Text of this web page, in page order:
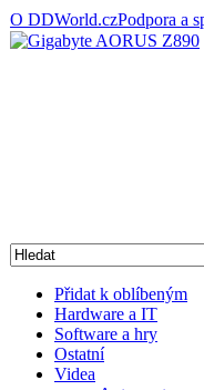
O DDWorld.czPodpora a
Přidat k oblíbeným
Hardware a IT
Software a hry
Ostatní
Videa